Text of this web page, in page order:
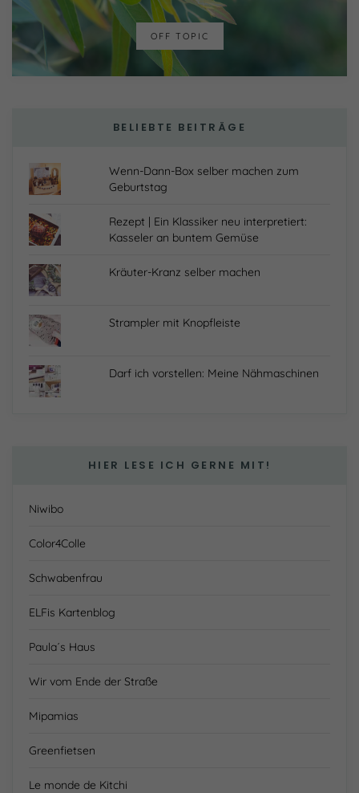
OFF TOPIC
BELIEBTE BEITRÄGE
Wenn-Dann-Box selber machen zum
Geburtstag
Rezept | Ein Klassiker neu interpretiert:
Kasseler an buntem Gemüse
Kräuter-Kranz selber machen
Strampler mit Knopfleiste
Darf ich vorstellen: Meine Nähmaschinen
HIER LESE ICH GERNE MIT!
Niwibo
Color4Colle
Schwabenfrau
ELFis Kartenblog
Paula´s Haus
Wir vom Ende der Straße
Mipamias
Greenfietsen
Le monde de Kitchi